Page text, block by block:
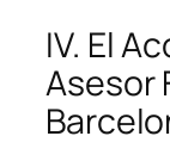
IV. El
Asesor